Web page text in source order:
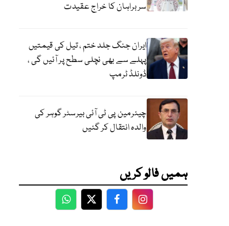
سربراہان کا خراج عقیدت
ایران جنگ جلد ختم ، تیل کی قیمتیں
پہلے سے بھی نچلی سطح پر آئیں گی ،
ڈونلڈ ٹرمپ
چیئرمین پی ٹی آئی بیرسٹر گوہر کی
والدہ انتقال کر گئیں
ہمیں فالو کریں
WhatsApp
TwitterFacebookFacebook